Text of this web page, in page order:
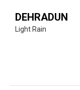
DEHRADUN
Light Rain